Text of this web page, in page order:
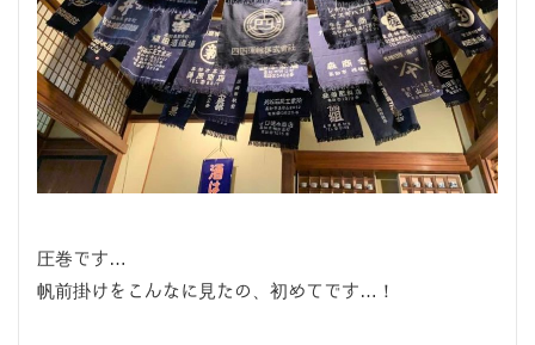
圧巻です…
帆前掛けをこんなに見たの、初めてです…！